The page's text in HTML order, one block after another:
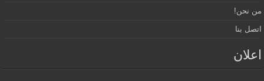
من نحن!
اتصل بنا
اعلان